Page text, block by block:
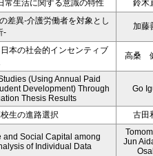
常生活に関する意識の特性
鈴木
差異‐介護労働者を対象とし
‐
加藤
本の社会的インセンティブ
高桑
(Using Annual Paid
Development) Through
Thesis Results
Go
生の進路選択 古田
and Social Capital among
of Individual Data
Jun